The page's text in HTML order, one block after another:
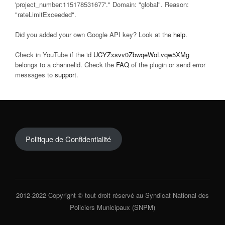
'project_number:115178531677'." Domain: "global". Reason:
"rateLimitExceeded".
Did you added your own Google API key? Look at the help.
Check in YouTube if the id UCYZxsvv0ZbwqeWoLvqw5XMg
belongs to a channelid. Check the FAQ of the plugin or send error
messages to support.
Politique de Confidentialité
2012-2022 Copyright © tout droit réservé au Syndicat National des
Policiers Municipaux (SNPM)